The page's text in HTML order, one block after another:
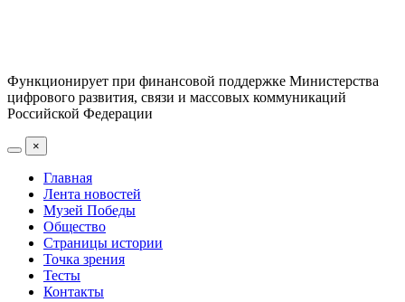
Функционирует при финансовой поддержке Министерства
цифрового развития, связи и массовых коммуникаций
Российской Федерации
×
Главная
Лента новостей
Музей Победы
Общество
Страницы истории
Точка зрения
Тесты
Контакты